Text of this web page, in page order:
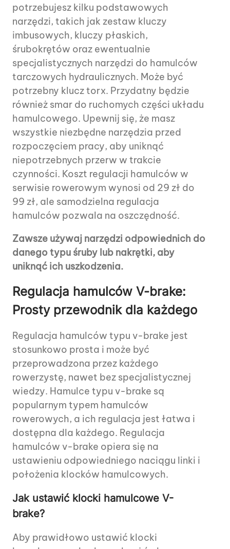
potrzebujesz kilku podstawowych
narzędzi, takich jak zestaw kluczy
imbusowych, kluczy płaskich,
śrubokrętów oraz ewentualnie
specjalistycznych narzędzi do hamulców
tarczowych hydraulicznych. Może być
potrzebny klucz torx. Przydatny będzie
również smar do ruchomych części układu
hamulcowego. Upewnij się, że masz
wszystkie niezbędne narzędzia przed
rozpoczęciem pracy, aby uniknąć
niepotrzebnych przerw w trakcie
czynności. Koszt regulacji hamulców w
serwisie rowerowym wynosi od 29 zł do
99 zł, ale samodzielna regulacja
hamulców pozwala na oszczędność.
Zawsze używaj narzędzi odpowiednich do
danego typu śruby lub nakrętki, aby
uniknąć ich uszkodzenia.
Regulacja hamulców V-brake:
Prosty przewodnik dla każdego
Regulacja hamulców typu v-brake jest
stosunkowo prosta i może być
przeprowadzona przez każdego
rowerzystę, nawet bez specjalistycznej
wiedzy. Hamulce typu v-brake są
popularnym typem hamulców
rowerowych, a ich regulacja jest łatwa i
dostępna dla każdego. Regulacja
hamulców v-brake opiera się na
ustawieniu odpowiedniego naciągu linki i
położenia klocków hamulcowych.
Jak ustawić klocki hamulcowe V-
brake?
Aby prawidłowo ustawić klocki